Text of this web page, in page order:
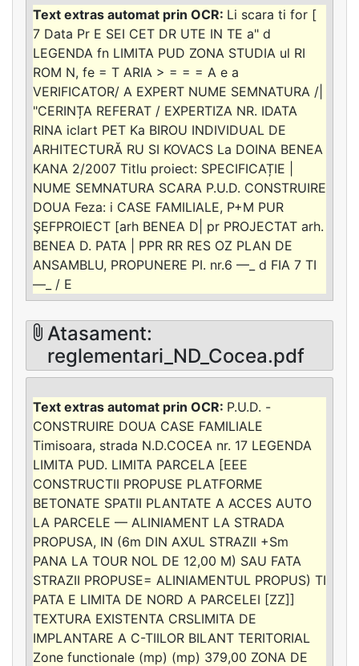
Li scara ti for [
7 Data Pr E SEI CET DR UTE IN TE a" d
LEGENDA fn LIMITA PUD ZONA STUDIA ul RI
ROM N, fe = T ARIA > = = = A e a
VERIFICATOR/ A EXPERT NUME SEMNATURA /|
"CERINȚA REFERAT / EXPERTIZA NR. IDATA
RINA iclart PET Ka BIROU INDIVIDUAL DE
ARHITECTURĂ RU SI KOVACS La DOINA BENEA
KANA 2/2007 Titlu proiect: SPECIFICAȚIE |
NUME SEMNATURA SCARA P.U.D. CONSTRUIRE
DOUA Feza: i CASE FAMILIALE, P+M PUR
ŞEFPROIECT [arh BENEA D| pr PROJECTAT arh.
BENEA D. PATA | PPR RR RES OZ PLAN DE
ANSAMBLU, PROPUNERE PI. nr.6 —_ d FIA 7 TI
—_ / E
Atasament:
reglementari_ND_Cocea.pdf
P.U.D. -
CONSTRUIRE DOUA CASE FAMILIALE
Timisoara, strada N.D.COCEA nr. 17 LEGENDA
LIMITA PUD. LIMITA PARCELA [EEE
CONSTRUCTII PROPUSE PLATFORME
BETONATE SPATII PLANTATE A ACCES AUTO
LA PARCELE — ALINIAMENT LA STRADA
PROPUSA, IN (6m DIN AXUL STRAZII +Sm
PANA LA TOUR NOL DE 12,00 M) SAU FATA
STRAZII PROPUSE= ALINIAMENTUL PROPUS) TI
PATA E LIMITA DE NORD A PARCELEI [ZZ]]
TEXTURA EXISTENTA CRSLIMITA DE
IMPLANTARE A C-TIILOR BILANT TERITORIAL
Zone functionale (mp) (mp) 379,00 ZONA DE